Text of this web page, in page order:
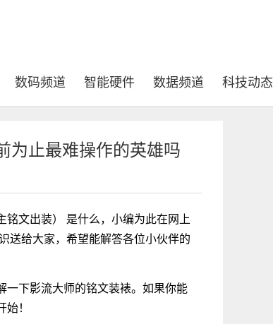
数码频道 智能硬件 数据频道 科技动态
为止最难操作的英雄吗
文出装） 是什么，小编为此在网上
送给大家，希望能解答各位小伙伴的
一下影流大师的铭文装裱。如果你能
！